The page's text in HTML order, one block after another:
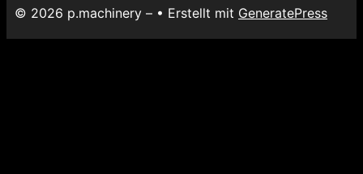
© 2026 p.machinery – • Erstellt mit GeneratePress